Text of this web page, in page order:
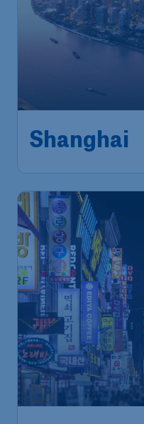
Shanghai